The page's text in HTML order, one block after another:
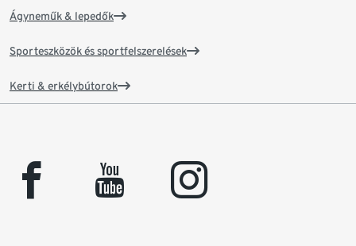
Ágyneműk & lepedők
Sporteszközök és sportfelszerelések
Kerti & erkélybútorok
facebook youtube instagram